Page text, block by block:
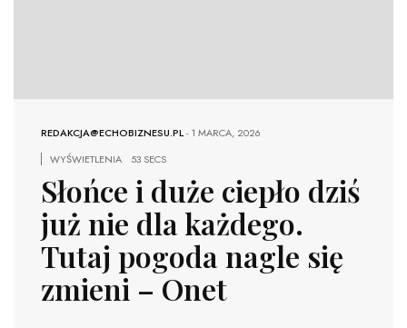
REDAKCJA@ECHOBIZNESU.PL-1 MARCA, 2026
WYŚWIETLENIA
53 SECS
Słońce i duże ciepło dziś
już nie dla każdego.
Tutaj pogoda nagle się
zmieni – Onet